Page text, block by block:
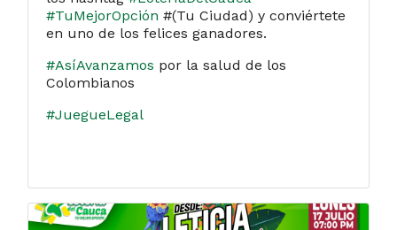
#TuMejorOpción #(Tu Ciudad) y conviértete
en uno de los felices ganadores.
#AsíAvanzamos por la salud de los
Colombianos
#JuegueLegal